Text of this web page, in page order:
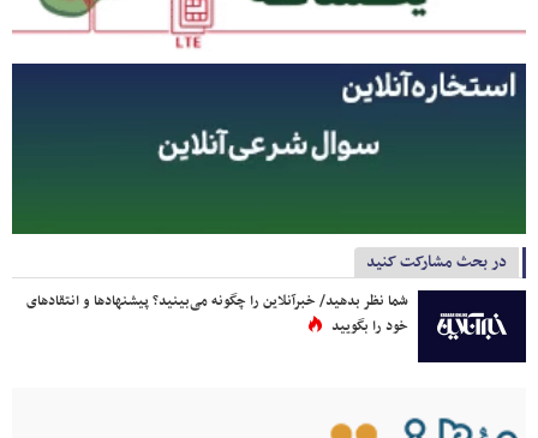
در بحث مشارکت کنید
شما نظر بدهید/ خبرآنلاین را چگونه می‌بینید؟ پیشنهادها و انتقادهای
خود را بگویید